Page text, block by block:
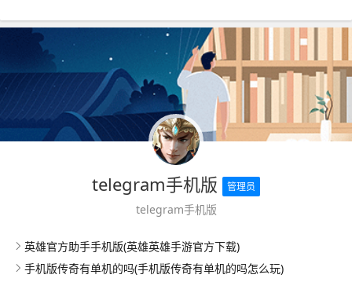
telegram手机版 管理员
telegram手机版
英雄官方助手手机版(英雄英雄手游官方下载)
手机版传奇有单机的吗(手机版传奇有单机的吗怎么玩)